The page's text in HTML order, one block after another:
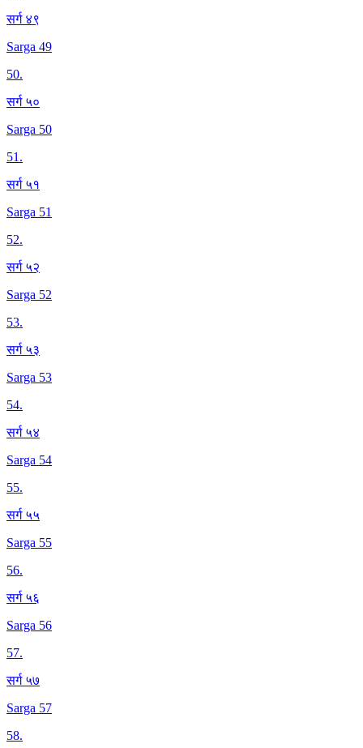
सर्ग ४९
Sarga 49
50.
सर्ग ५०
Sarga 50
51.
सर्ग ५१
Sarga 51
52.
सर्ग ५२
Sarga 52
53.
सर्ग ५३
Sarga 53
54.
सर्ग ५४
Sarga 54
55.
सर्ग ५५
Sarga 55
56.
सर्ग ५६
Sarga 56
57.
सर्ग ५७
Sarga 57
58.